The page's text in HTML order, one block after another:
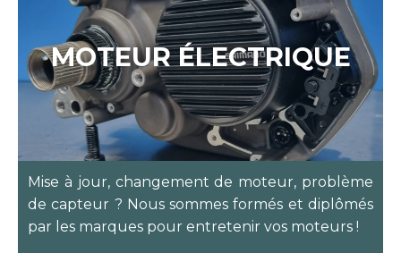
MOTEUR ÉLECTRIQUE
Mise à jour, changement de moteur, problème
de capteur ? Nous sommes formés et diplômés
par les marques pour entretenir vos moteurs !